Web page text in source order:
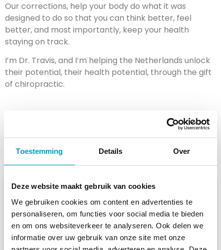
Toestemming Details Over
Deze website maakt gebruik van cookies
We gebruiken cookies om content en advertenties te
personaliseren, om functies voor social media te bieden
en om ons websiteverkeer te analyseren. Ook delen we
informatie over uw gebruik van onze site met onze
Our corrections, help your body do what it was
designed to do so that you can think better, feel
better, and most importantly, keep your health
staying on track.
I’m Dr. Travis, and I’m helping the Netherlands unlock
their potential, their health potential, through the gift
of chiropractic.
Gerelateerde berichten